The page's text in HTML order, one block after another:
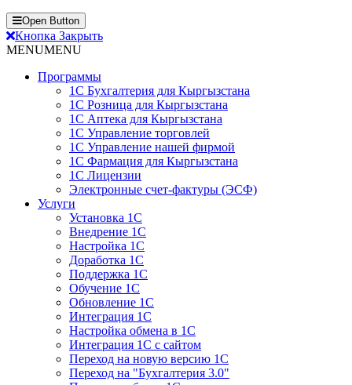
Open Button
Кнопка Закрыть
MENUMENU
Программы
1С Бухгалтерия для Кыргызстана
1С Розница для Кыргызстана
1С Аптека для Кыргызстана
1С Управление торговлей
1С Управление нашей фирмой
1С Фармация для Кыргызстана
1С Лицензии
Электронные счет-фактуры (ЭСФ)
Услуги
Установка 1С
Внедрение 1С
Настройка 1С
Доработка 1С
Поддержка 1С
Обучение 1С
Обновление 1С
Интеграция 1С
Настройка обмена в 1С
Интеграция 1С с сайтом
Переход на новую версию 1С
Переход на "Бухгалтерия 3.0"